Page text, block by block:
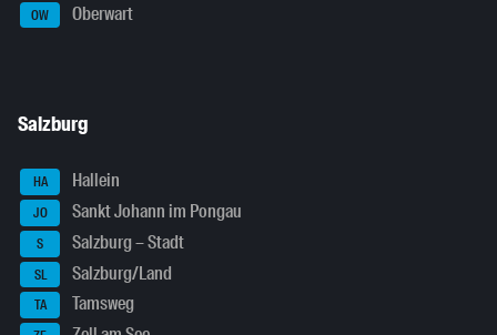
OW Oberwart
Salzburg
HA Hallein
JO Sankt Johann im Pongau
S Salzburg – Stadt
SL Salzburg/Land
TA Tamsweg